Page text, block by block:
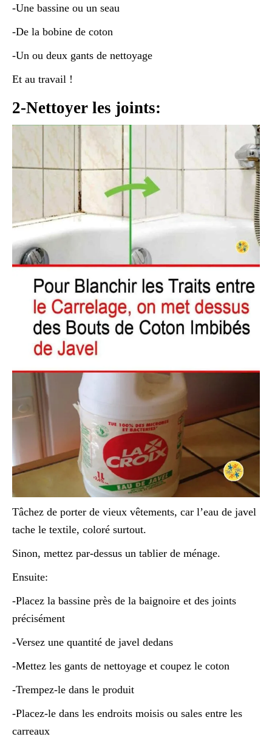
-Une bassine ou un seau
-De la bobine de coton
-Un ou deux gants de nettoyage
Et au travail !
2-Nettoyer les joints:
Tâchez de porter de vieux vêtements, car l’eau de javel
tache le textile, coloré surtout.
Sinon, mettez par-dessus un tablier de ménage.
Ensuite:
-Placez la bassine près de la baignoire et des joints
précisément
-Versez une quantité de javel dedans
-Mettez les gants de nettoyage et coupez le coton
-Trempez-le dans le produit
-Placez-le dans les endroits moisis ou sales entre les
carreaux